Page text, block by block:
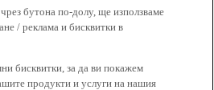
бутона по-долу, ще използваме
/ реклама и бисквитки в
бисквитки, за да ви покажем
продукти и услуги на нашия